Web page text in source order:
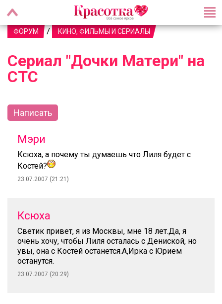
ФОРУМ / КИНО, ФИЛЬМЫ И СЕРИАЛЫ
Сериал "Дочки Матери" на
СТС
Написать
Мэри
Ксюха, а почему ты думаешь что Лиля будет с
Костей?
23.07.2007 (21:21)
Ксюха
Светик привет, я из Москвы, мне 18 лет.Да, я
очень хочу, чтобы Лиля осталась с Дениской, но
увы, она с Костей останется.А,Ирка с Юрием
останутся.
23.07.2007 (20:29)